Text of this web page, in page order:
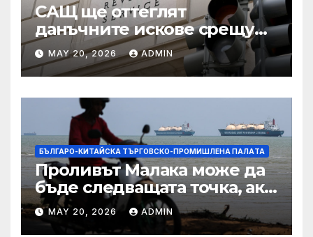
САЩ ще оттеглят
данъчните искове срещу
Тръмп „завинаги“ в
сделката за съдебно дело с
IRS
MAY 20, 2026 ADMIN
БЪЛГАРО-КИТАЙСКА ТЪРГОВСКО-ПРОМИШЛЕНА ПАЛAТА
Проливът Малака може да
бъде следващата точка, ако
Азия не внимава
MAY 20, 2026 ADMIN